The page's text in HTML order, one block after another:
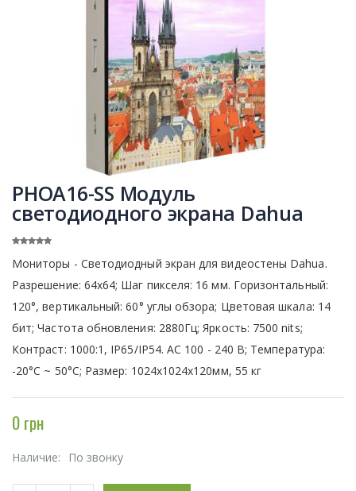
PHOA16-SS Модуль
светодиодного экрана Dahua
Мониторы - Светодиодный экран для видеостены Dahua.
Разрешение: 64х64; Шаг пикселя: 16 мм. Горизонтальный:
120°, вертикальный: 60° углы обзора; Цветовая шкала: 14
бит; Частота обновления: 2880Гц; Яркость: 7500 nits;
Контраст: 1000:1, IP65/IP54. АС 100 - 240 В; Температура:
-20°C ~ 50°C; Размер: 1024х1024х120мм, 55 кг
0 грн
Наличие: По звонку